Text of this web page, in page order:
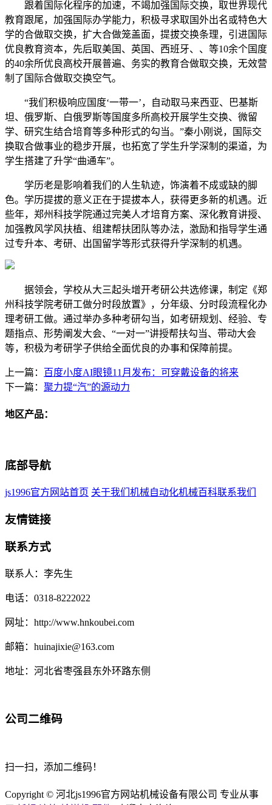
跟着国际化程序的加速，不竭加强国际交换，取世界现代
教育跟尾，加强国际办学能力，积极寻求取国外出名或特色大
学的合做取交换，扩大合做笼盖面，提拔交换条理，引进国际
优良教育资本，先后取美国、英国、西班牙、、等10余个国度
的40余所优良高校开展普遍、务实的教育合做取交换，无效营
制了国际合做取交换空气。
“我们积极响应国度‘一带一’，自动取马来西亚、巴基斯
坦、俄罗斯、白俄罗斯等国度多所高校开展学生交换、微留
学、研究生结合培育等多种形式的勾当。”秦小刚说，国际交
换取合做事业的稳步开展，也拓宽了学生升学深制的渠道，为
学生搭建了升学“曲通车”。
学历老是影响着我们的人生轨迹，饰演着不成或缺的脚
色。学历提拔的意义正在于提拔本人，获得更多新的机遇。近
些年，郑州科技学院通过完美人才培育方案、深化教育讲授、
加强教风学风扶植、组建帮扶团队等办法，激励和指导学生通
过专升本、考研、出国留学等形式获得升学深制的机遇。
据领会，学校从大三起头增开考研公共选修课，制定《郑
州科技学院考研工做分时段放置》，分年级、分时段流程化办
理考研工做。通过举办多种考研勾当，如考研规划、经验、专
题指点、形势阐发大会、“一对一”讲授帮扶勾当、带动大会
等，积极为考研学子供给全面优良的办事和保障前提。
上一篇： 百度小度AI眼镜11月发布：可穿戴设备的将来
下一篇： 聚力提“汽”的源动力
地区产品：
底部导航
js1996官方网站首页 关于我们 机械自动化机械百科联系我们
友情链接
联系方式
联系人：李先生
电话：0318-8222022
网址：http://www.hnkoubei.com
邮箱：huinajixie@163.com
地址：河北省枣强县东外环路东侧
公司二维码
扫一扫，添加二维码！
Copyright © 河北js1996官方网站机械设备有限公司 专业从事